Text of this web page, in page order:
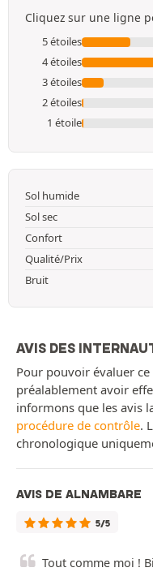
Cliquez sur une ligne
5 étoiles
4 étoiles
3 étoiles
2 étoiles
1 étoile
Sol humide
Sol sec
Confort
Qualité/Prix
Bruit
AVIS DES
Pour pouvoir évaluer
préalablement avoir
informons que les avis
procédure de contrôle.
chronologique
AVIS DE ALNAMBARE
5/5
Tout comme moi !